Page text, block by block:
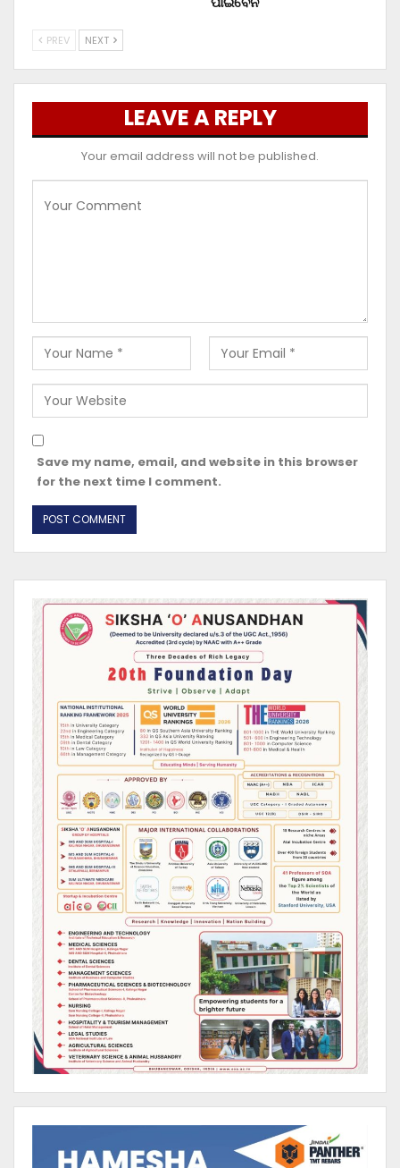
PREV NEXT
LEAVE A REPLY
Your email address will not be published.
Save my name, email, and website in this browser
for the next time I comment.